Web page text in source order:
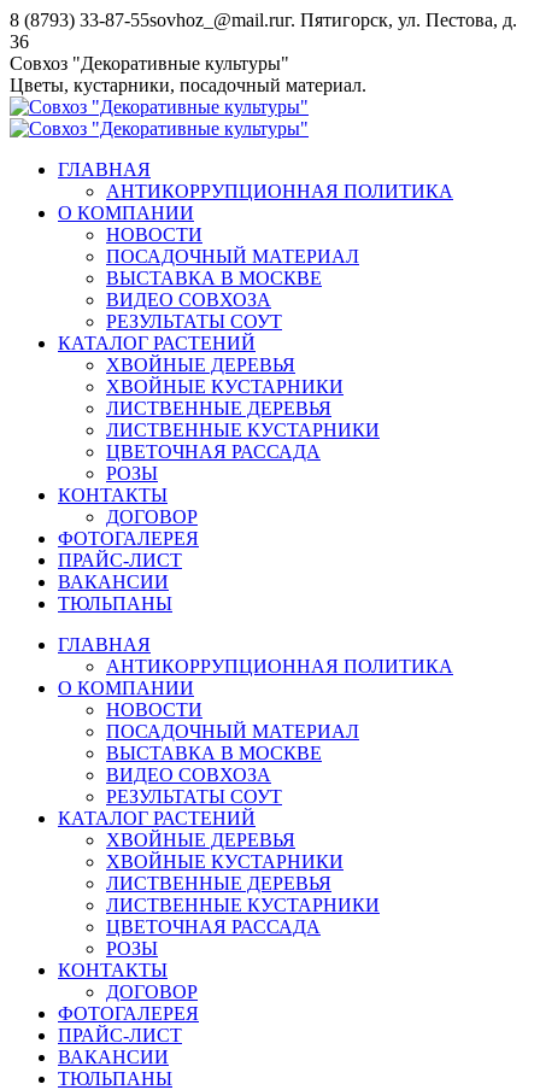
Перейти
к
содержанию
8 (8793) 33-87-55sovhoz_@mail.ruг. Пятигорск, ул. Пестова, д.
36
Совхоз "Декоративные культуры"
Цветы, кустарники, посадочный материал.
ГЛАВНАЯ
АНТИКОРРУПЦИОННАЯ ПОЛИТИКА
О КОМПАНИИ
НОВОСТИ
ПОСАДОЧНЫЙ МАТЕРИАЛ
ВЫСТАВКА В МОСКВЕ
ВИДЕО СОВХОЗА
РЕЗУЛЬТАТЫ СОУТ
КАТАЛОГ РАСТЕНИЙ
ХВОЙНЫЕ ДЕРЕВЬЯ
ХВОЙНЫЕ КУСТАРНИКИ
ЛИСТВЕННЫЕ ДЕРЕВЬЯ
ЛИСТВЕННЫЕ КУСТАРНИКИ
ЦВЕТОЧНАЯ РАССАДА
РОЗЫ
КОНТАКТЫ
ДОГОВОР
ФОТОГАЛЕРЕЯ
ПРАЙС-ЛИСТ
ВАКАНСИИ
ТЮЛЬПАНЫ
ГЛАВНАЯ
АНТИКОРРУПЦИОННАЯ ПОЛИТИКА
О КОМПАНИИ
НОВОСТИ
ПОСАДОЧНЫЙ МАТЕРИАЛ
ВЫСТАВКА В МОСКВЕ
ВИДЕО СОВХОЗА
РЕЗУЛЬТАТЫ СОУТ
КАТАЛОГ РАСТЕНИЙ
ХВОЙНЫЕ ДЕРЕВЬЯ
ХВОЙНЫЕ КУСТАРНИКИ
ЛИСТВЕННЫЕ ДЕРЕВЬЯ
ЛИСТВЕННЫЕ КУСТАРНИКИ
ЦВЕТОЧНАЯ РАССАДА
РОЗЫ
КОНТАКТЫ
ДОГОВОР
ФОТОГАЛЕРЕЯ
ПРАЙС-ЛИСТ
ВАКАНСИИ
ТЮЛЬПАНЫ